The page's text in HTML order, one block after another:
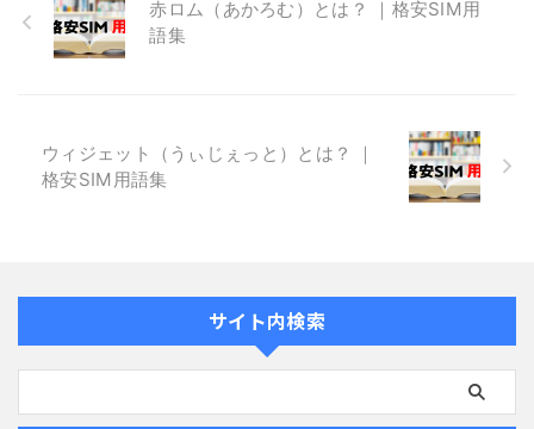
赤ロム（あかろむ）とは？ ｜格安SIM用
語集
ウィジェット（うぃじぇっと）とは？ ｜
格安SIM用語集
サイト内検索